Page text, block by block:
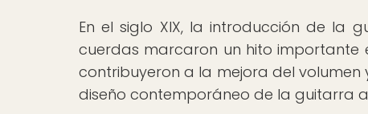
En el siglo XIX, la introducción de la
cuerdas marcaron un hito importante
contribuyeron a la mejora del
diseño contemporáneo de la guitarra